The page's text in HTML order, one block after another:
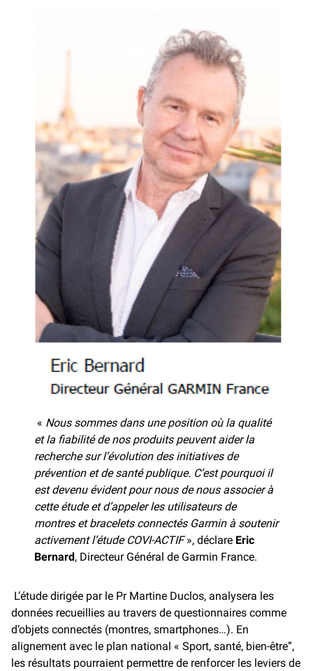
« Nous sommes dans une position où la qualité
et la fiabilité de nos produits peuvent aider la
recherche sur l’évolution des initiatives de
prévention et de santé publique. C’est pourquoi il
est devenu évident pour nous de nous associer à
cette étude et d’appeler les utilisateurs de
montres et bracelets connectés Garmin à soutenir
activement l’étude COVI-ACTIF», déclare Eric
Bernard, Directeur Général de Garmin France.
L’étude dirigée par le Pr Martine Duclos, analysera les
données recueillies au travers de questionnaires comme
d’objets connectés (montres, smartphones…). En
alignement avec le plan national « Sport, santé, bien-être”,
les résultats pourraient permettre de renforcer les leviers de